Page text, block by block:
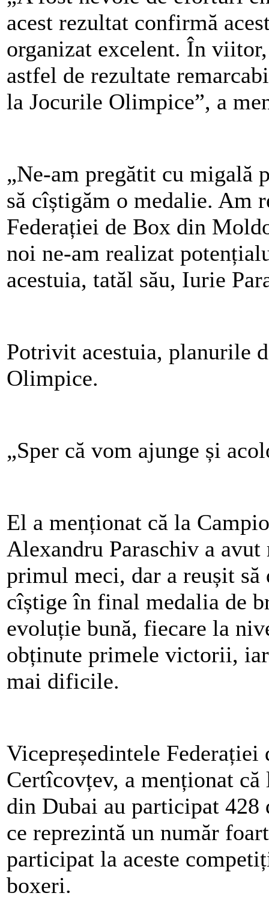
acest rezultat confirmă
organizat excelent. În
astfel de rezultate
la Jocurile Olimpice”, a
„Ne-am pregătit cu migală
să cîștigăm o medalie. Am
Federației de Box din
noi ne-am realizat
acestuia, tatăl său, Iurie
Potrivit acestuia, planurile
Olimpice.
„Sper că vom ajunge și
El a menționat că la
Alexandru Paraschiv a
primul meci, dar a reușit să
cîștige în final medalia de
evoluție bună, fiecare la
obținute primele victorii,
mai dificile.
Vicepreședintele
Certîcovțev, a menționat
din Dubai au participat
ce reprezintă un număr
participat la aceste
boxeri.